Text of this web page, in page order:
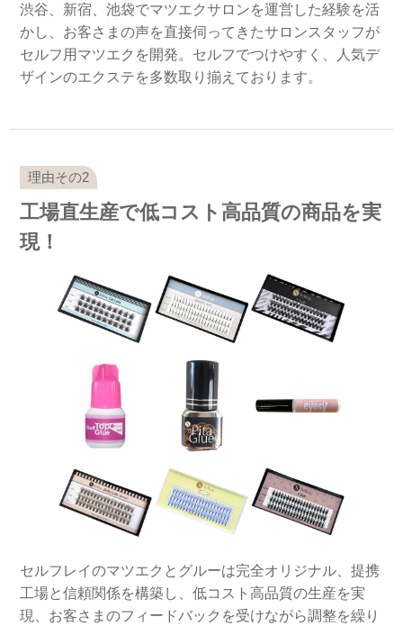
渋谷、新宿、池袋でマツエクサロンを運営した経験を活
かし、お客さまの声を直接伺ってきたサロンスタッフが
セルフ用マツエクを開発。セルフでつけやすく、人気デ
ザインのエクステを多数取り揃えております。
工場直生産で低コスト高品質の商品を実
現！
セルフレイのマツエクとグルーは完全オリジナル、提携
工場と信頼関係を構築し、低コスト高品質の生産を実
現、お客さまのフィードバックを受けながら調整を繰り